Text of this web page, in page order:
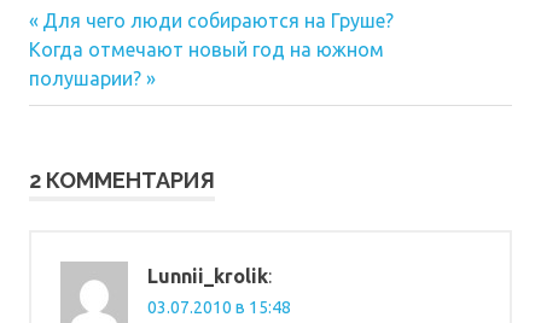
Навигация
по
записям
Предыдущая
запись:
Для чего люди собираются на Груше?
Следующая
запись:
Когда отмечают новый год на южном
полушарии?
2 КОММЕНТАРИЯ
Lunnii_krolik:
03.07.2010 в 15:48